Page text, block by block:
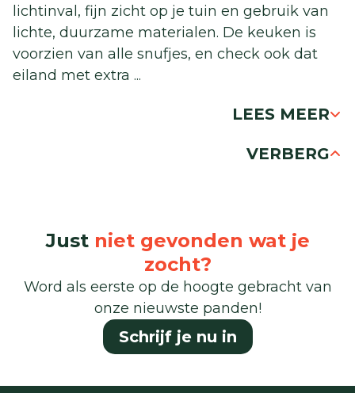
lichtinval, fijn zicht op je tuin en gebruik van
lichte, duurzame materialen. De keuken is
voorzien van alle snufjes, en check ook dat
eiland met extra ...
LEES MEER
VERBERG
Just niet gevonden wat je
zocht?
Word als eerste op de hoogte gebracht van
onze nieuwste panden!
Schrijf je nu in